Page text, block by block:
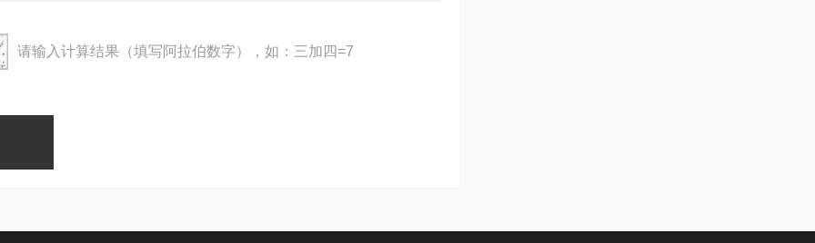
请输入计算结果（填写阿拉伯数字），如：三加四=7